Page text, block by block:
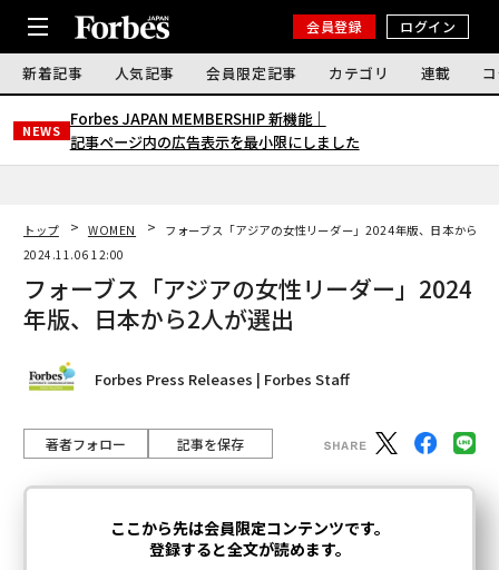
会員登録 ログイン
新着記事 人気記事 会員限定記事 カテゴリ 連載
NEWS
Forbes JAPAN MEMBERSHIP 新機能｜
記事ページ内の広告表示を最小限にしました
トップ WOMEN
フォーブス「アジアの女性リーダー」2024年版、日本から2
2024.11.06 12:00
フォーブス「アジアの女性リーダー」2024
年版、日本から2人が選出
Forbes Press Releases | Forbes Staff
著者フォロー 記事を保存